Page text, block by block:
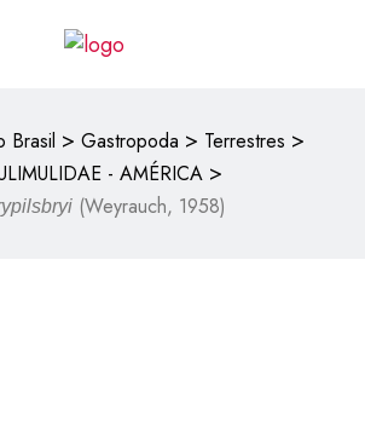
Brasil > Gastropoda > Terrestres >
- AMÉRICA >
(Weyrauch, 1958)